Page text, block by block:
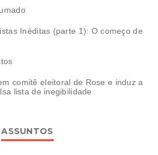
Inéditas (parte 1): O começo de
comitê eleitoral de Rose e induz a
lista de inegibilidade
ASSUNTOS